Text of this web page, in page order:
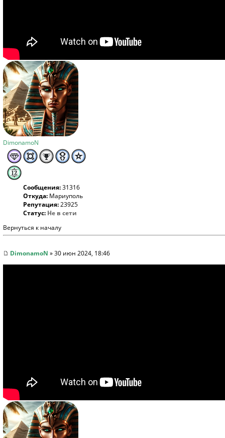
DimonamoN
Сообщения:31316
Откуда: Мариуполь
Репутация:23925
Статус: Не в сети
Вернуться к началу
DimonamoN » 30 июн 2024, 18:46